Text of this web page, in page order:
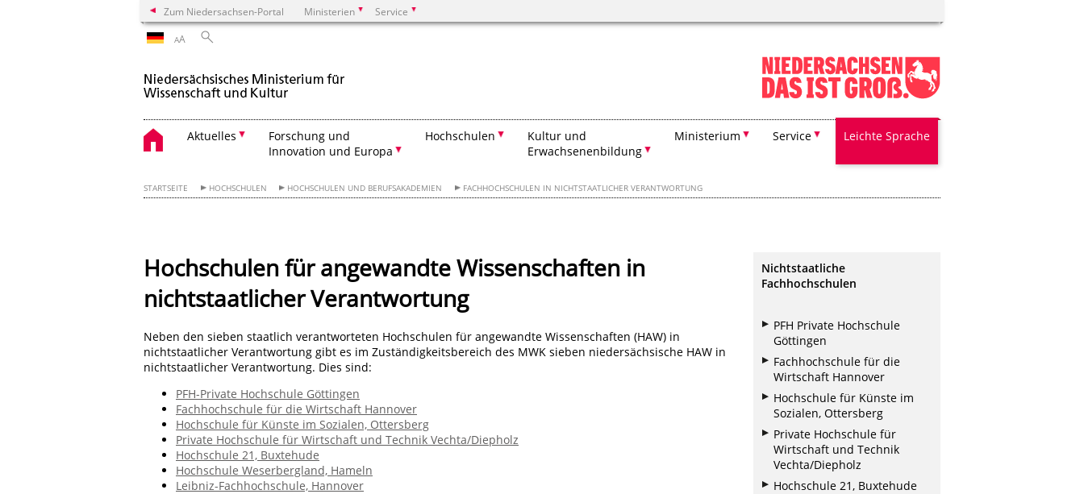
Zum Niedersachsen-Portal Ministerien Service
AA
Aktuelles
Forschung und
Innovation und Europa
Hochschulen
Kultur und
Erwachsenenbildung
Ministerium Service Leichte Sprache
STARTSEITE HOCHSCHULEN HOCHSCHULEN UND BERUFSAKADEMIEN FACHHOCHSCHULEN IN NICHTSTAATLICHER VERANTWORTUNG
Hochschulen für angewandte Wissenschaften in
nichtstaatlicher Verantwortung
Neben den sieben staatlich verantworteten Hochschulen für angewandte Wissenschaften (HAW) in
nichtstaatlicher Verantwortung gibt es im Zuständigkeitsbereich des MWK sieben niedersächsische HAW in
nichtstaatlicher Verantwortung. Dies sind:
PFH-Private Hochschule Göttingen
Fachhochschule für die Wirtschaft Hannover
Hochschule für Künste im Sozialen, Ottersberg
Private Hochschule für Wirtschaft und Technik Vechta/Diepholz
Hochschule 21, Buxtehude
Hochschule Weserbergland, Hameln
Leibniz-Fachhochschule, Hannover
Nichtstaatliche
Fachhochschulen
PFH Private Hochschule
Göttingen
Fachhochschule für die
Wirtschaft Hannover
Hochschule für Künste im
Sozialen, Ottersberg
Private Hochschule für
Wirtschaft und Technik
Vechta/Diepholz
Hochschule 21, Buxtehude